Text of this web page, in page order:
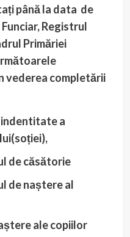
până la data de
Registrul
Primăriei
vederea completării
indentitate a
de căsătorie
de naștere al
ale copiilor